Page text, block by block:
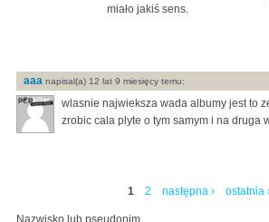
miało jakiś sens.
aaa napisal(a) 12 lat 9 miesięcy temu:
wlasnie najwieksza wada albumy jest to
zrobic cala plyte o tym samym i na druga
1 2 następna › ostatnia
Nazwisko lub pseudonim